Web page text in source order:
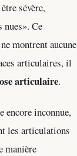
sévère,
nues». Ce
montrent aucune
articulaires, il
articulaire.
encore inconnue,
les articulations
manière